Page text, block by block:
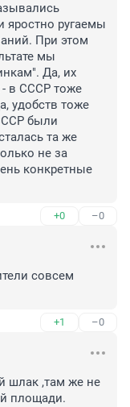
яростно ругаемы
При этом
мы
Да, их
- в СССР тоже
удобств тоже
были
та же
не за
конкретные
+0 –0
совсем
+1 –0
шлак ,там же не
площади.